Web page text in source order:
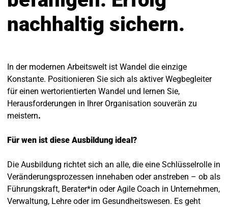
nachhaltig sichern.
In der modernen Arbeitswelt ist Wandel die einzige
Konstante. Positionieren Sie sich als aktiver Wegbegleiter
für einen wertorientierten Wandel und lernen Sie,
Herausforderungen in Ihrer Organisation souverän zu
meistern.
Für wen ist diese Ausbildung ideal?
Die Ausbildung richtet sich an alle, die eine Schlüsselrolle in
Veränderungsprozessen innehaben oder anstreben – ob als
Führungskraft, Berater*in oder Agile Coach in Unternehmen,
Verwaltung, Lehre oder im Gesundheitswesen. Es geht